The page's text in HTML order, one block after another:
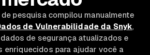
pesquisa compilou manualmente
de Vulnerabilidade da Snyk,
de segurança atualizados e
enriquecidos para ajudar você a